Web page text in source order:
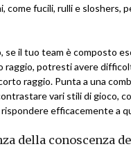
come fucili, rulli e sloshers,
se il tuo team è composto
raggio, potresti avere
raggio. Punta a una
vari stili di gioco,
efficacemente a
della conoscenza